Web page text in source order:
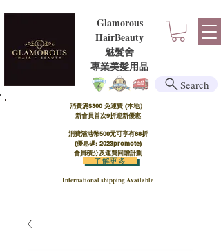
Glamorous
HairBeauty
魅髮舍
​​專業美髮用品
消費滿$300 免運費 (本地）​
新會員首次9折迎新優惠
消費滿港幣500元可享有88折
(優惠碼: 2023promote)
會員積分及運費回贈計劃
International shipping Available
了解更多
Search